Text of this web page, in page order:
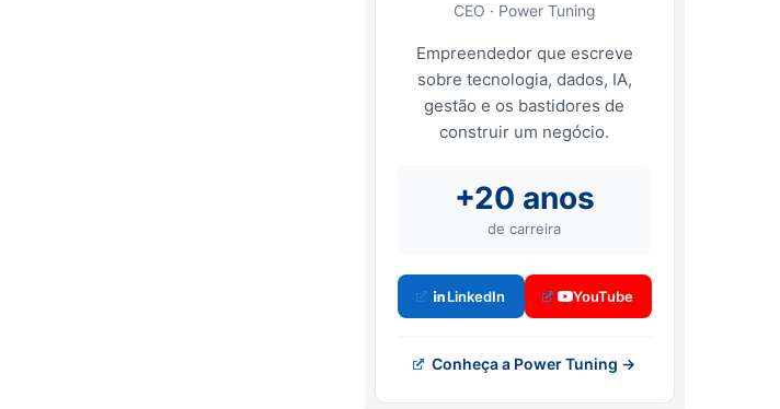
CEO · Power Tuning
Empreendedor que escreve
sobre tecnologia, dados, IA,
gestão e os bastidores de
construir um negócio.
+20 anos
de carreira
LinkedIn YouTube
Conheça a Power Tuning →